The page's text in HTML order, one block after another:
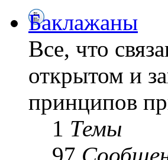
Баклажаны
Все, что
открытом и
принципов
1 Темы